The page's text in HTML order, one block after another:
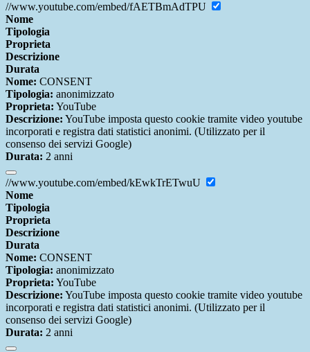
//www.youtube.com/embed/fAETBmAdTPU
Nome
Tipologia
Proprieta
Descrizione
Durata
Nome: CONSENT
Tipologia: anonimizzato
Proprieta: YouTube
Descrizione: YouTube imposta questo cookie tramite video youtube
incorporati e registra dati statistici anonimi. (Utilizzato per il
consenso dei servizi Google)
Durata: 2 anni
//www.youtube.com/embed/kEwkTrETwuU
Nome
Tipologia
Proprieta
Descrizione
Durata
Nome: CONSENT
Tipologia: anonimizzato
Proprieta: YouTube
Descrizione: YouTube imposta questo cookie tramite video youtube
incorporati e registra dati statistici anonimi. (Utilizzato per il
consenso dei servizi Google)
Durata: 2 anni